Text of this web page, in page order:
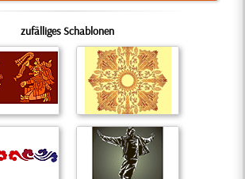
zufälliges Schablonen